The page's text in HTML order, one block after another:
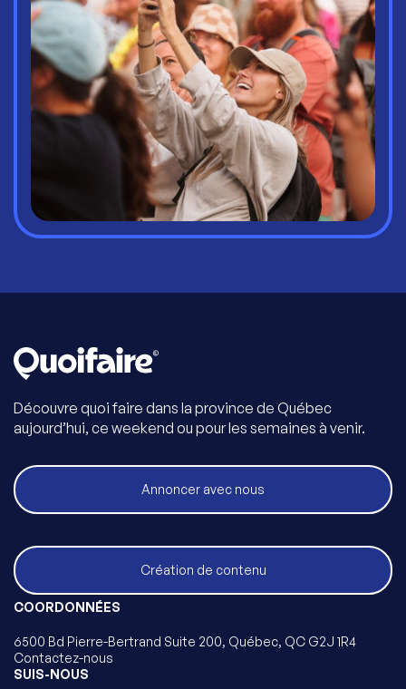
Découvre quoi faire dans la province de Québec
aujourd’hui, ce weekend ou pour les semaines à venir.
Annoncer avec nous
Création de contenu
COORDONNÉES
6500 Bd Pierre-Bertrand Suite 200, Québec, QC G2J 1R4
Contactez-nous
SUIS-NOUS